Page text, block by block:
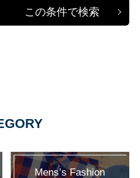
この条件で検索
Mens’s Fashion